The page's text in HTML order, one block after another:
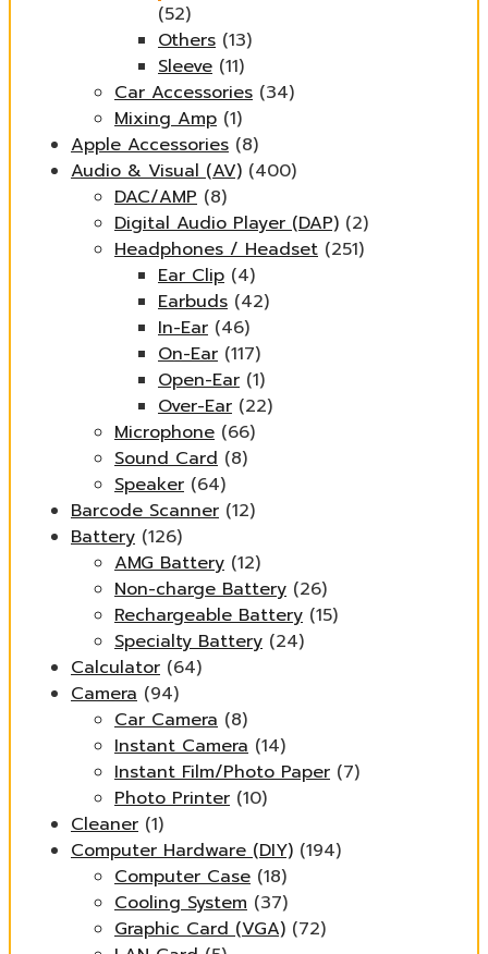
(52)
Others (13)
Sleeve (11)
Car Accessories (34)
Mixing Amp (1)
Apple Accessories (8)
Audio & Visual (AV) (400)
DAC/AMP (8)
Digital Audio Player (DAP) (2)
Headphones / Headset (251)
Ear Clip (4)
Earbuds (42)
In-Ear (46)
On-Ear (117)
Open-Ear (1)
Over-Ear (22)
Microphone (66)
Sound Card (8)
Speaker (64)
Barcode Scanner (12)
Battery (126)
AMG Battery (12)
Non-charge Battery (26)
Rechargeable Battery (15)
Specialty Battery (24)
Calculator (64)
Camera (94)
Car Camera (8)
Instant Camera (14)
Instant Film/Photo Paper (7)
Photo Printer (10)
Cleaner (1)
Computer Hardware (DIY) (194)
Computer Case (18)
Cooling System (37)
Graphic Card (VGA) (72)